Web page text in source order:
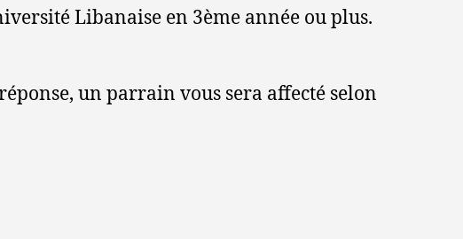
Libanaise en 3ème année ou plus.
un parrain vous sera affecté selon